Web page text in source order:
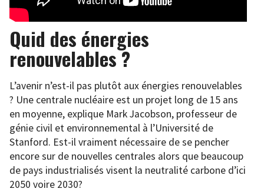
Quid des énergies
renouvelables ?
L’avenir n’est-il pas plutôt aux énergies renouvelables
? Une centrale nucléaire est un projet long de 15 ans
en moyenne, explique Mark Jacobson, professeur de
génie civil et environnemental à l’Université de
Stanford. Est-il vraiment nécessaire de se pencher
encore sur de nouvelles centrales alors que beaucoup
de pays industrialisés visent la neutralité carbone d’ici
2050 voire 2030?